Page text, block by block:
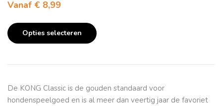
Vanaf € 8,99
Opties selecteren
De KONG Classic is de gouden standaard voor
hondenspeelgoed en is al meer dan veertig jaar de favoriet